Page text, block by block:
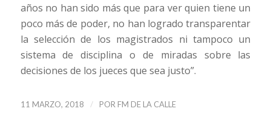
años no han sido más que para ver quien tiene un
poco más de poder, no han logrado transparentar
la selección de los magistrados ni tampoco un
sistema de disciplina o de miradas sobre las
decisiones de los jueces que sea justo”.
11 MARZO, 2018 / POR FM DE LA CALLE